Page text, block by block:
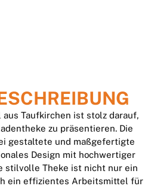
aus Taufkirchen ist stolz darauf,
zu präsentieren. Die
gestaltete und maßgefertigte
Design mit hochwertiger
stilvolle Theke ist nicht nur ein
ein effizientes Arbeitsmittel für